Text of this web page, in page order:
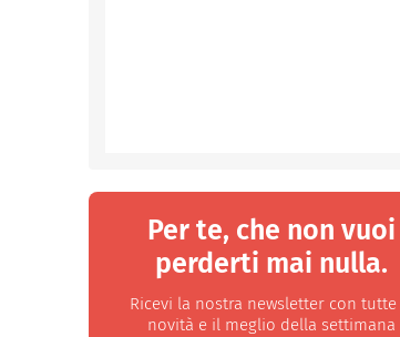
Per te, che non vuoi
perderti mai nulla.
Ricevi la nostra newsletter con tutte
novità e il meglio della settimana